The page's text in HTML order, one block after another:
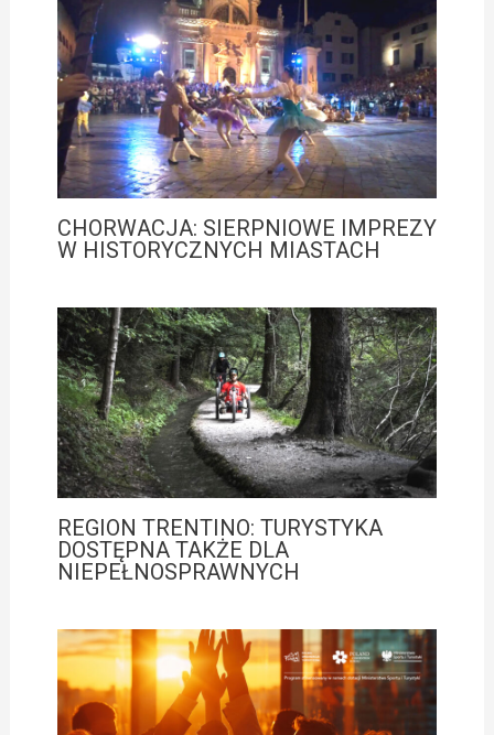
CHORWACJA: SIERPNIOWE IMPREZY
W HISTORYCZNYCH MIASTACH
REGION TRENTINO: TURYSTYKA
DOSTĘPNA TAKŻE DLA
NIEPEŁNOSPRAWNYCH